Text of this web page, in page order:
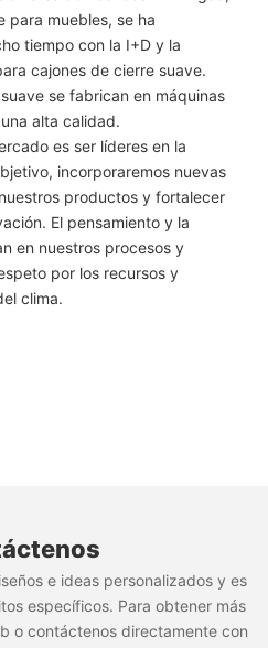
para muebles, se ha
tiempo con la I+D y la
cajones de cierre suave.
se fabrican en máquinas
alta calidad.
es ser líderes en la
incorporaremos nuevas
productos y fortalecer
El pensamiento y la
en nuestros procesos y
por los recursos y
clima.
e ideas personalizados y es
específicos. Para obtener más
o contáctenos directamente con